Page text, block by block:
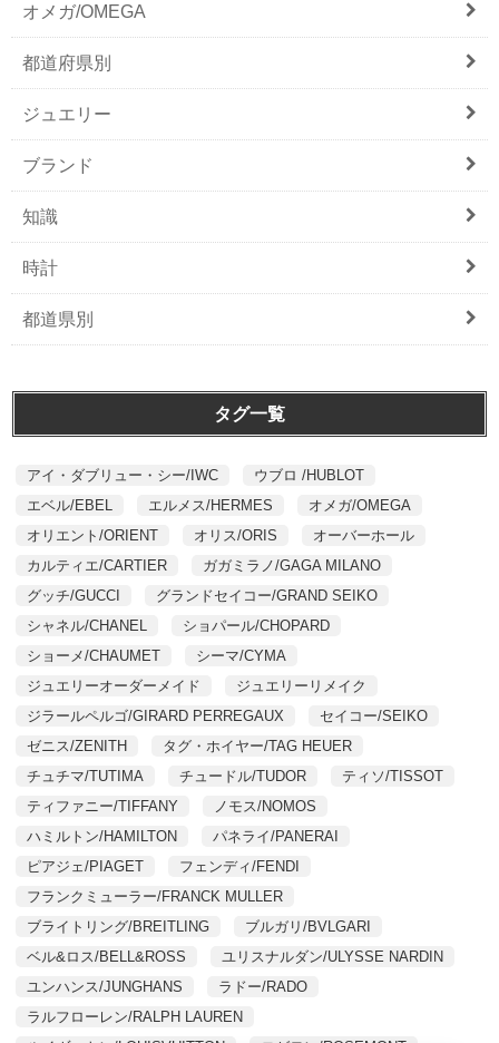
オメガ/OMEGA
都道府県別
ジュエリー
ブランド
知識
時計
都道県別
タグ一覧
アイ・ダブリュー・シー/IWC
ウブロ /HUBLOT
エベル/EBEL
エルメス/HERMES
オメガ/OMEGA
オリエント/ORIENT
オリス/ORIS
オーバーホール
カルティエ/CARTIER
ガガミラノ/GAGA MILANO
グッチ/GUCCI
グランドセイコー/GRAND SEIKO
シャネル/CHANEL
ショパール/CHOPARD
ショーメ/CHAUMET
シーマ/CYMA
ジュエリーオーダーメイド
ジュエリーリメイク
ジラールペルゴ/GIRARD PERREGAUX
セイコー/SEIKO
ゼニス/ZENITH
タグ・ホイヤー/TAG HEUER
チュチマ/TUTIMA
チュードル/TUDOR
ティソ/TISSOT
ティファニー/TIFFANY
ノモス/NOMOS
ハミルトン/HAMILTON
パネライ/PANERAI
ピアジェ/PIAGET
フェンディ/FENDI
フランクミューラー/FRANCK MULLER
ブライトリング/BREITLING
ブルガリ/BVLGARI
ベル&ロス/BELL&ROSS
ユリスナルダン/ULYSSE NARDIN
ユンハンス/JUNGHANS
ラドー/RADO
ラルフローレン/RALPH LAUREN